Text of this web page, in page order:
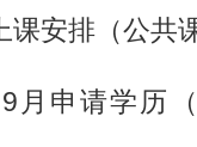
安排（公共
月申请学历